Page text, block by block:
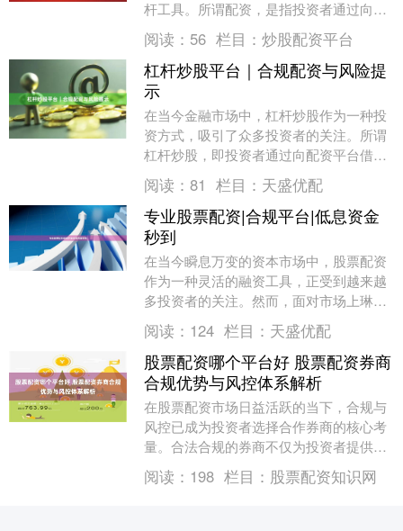
杆工具。所谓配资，是指投资者通过向配
资平台借入资金进行股票交易，从而放大
收益或亏损的操作....
阅读： 56 栏目： 炒股配资平台
杠杆炒股平台｜合规配资与风险提
示
在当今金融市场中，杠杆炒股作为一种投
资方式，吸引了众多投资者的关注。所谓
杠杆炒股，即投资者通过向配资平台借入
资金，以放大自身投资本金，从而在股票
市场中获取更高收....
阅读： 81 栏目： 天盛优配
专业股票配资|合规平台|低息资金
秒到
在当今瞬息万变的资本市场中，股票配资
作为一种灵活的融资工具，正受到越来越
多投资者的关注。然而，面对市场上琳琅
满目的配资平台，如何选择一家专业、合
规且资金到账迅速....
阅读： 124 栏目： 天盛优配
股票配资哪个平台好 股票配资券商
合规优势与风控体系解析
在股票配资市场日益活跃的当下，合规与
风控已成为投资者选择合作券商的核心考
量。合法合规的券商不仅为投资者提供了
安全可靠的交易环境，更通过其成熟的风
控体系，在波谲云....
阅读： 198 栏目： 股票配资知识网